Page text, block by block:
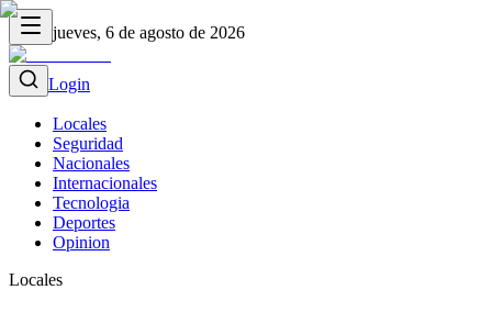
jueves, 6 de agosto de 2026
Login
Locales
Seguridad
Nacionales
Internacionales
Tecnologia
Deportes
Opinion
Locales